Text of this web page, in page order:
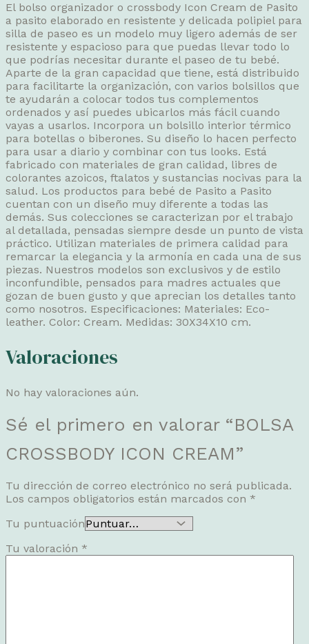
El bolso organizador o crossbody Icon Cream de Pasito
a pasito elaborado en resistente y delicada polipiel para
silla de paseo es un modelo muy ligero además de ser
resistente y espacioso para que puedas llevar todo lo
que podrías necesitar durante el paseo de tu bebé.
Aparte de la gran capacidad que tiene, está distribuido
para facilitarte la organización, con varios bolsillos que
te ayudarán a colocar todos tus complementos
ordenados y así puedes ubicarlos más fácil cuando
vayas a usarlos. Incorpora un bolsillo interior térmico
para botellas o biberones. Su diseño lo hacen perfecto
para usar a diario y combinar con tus looks. Está
fabricado con materiales de gran calidad, libres de
colorantes azoicos, ftalatos y sustancias nocivas para la
salud. Los productos para bebé de Pasito a Pasito
cuentan con un diseño muy diferente a todas las
demás. Sus colecciones se caracterizan por el trabajo
al detallada, pensadas siempre desde un punto de vista
práctico. Utilizan materiales de primera calidad para
remarcar la elegancia y la armonía en cada una de sus
piezas. Nuestros modelos son exclusivos y de estilo
inconfundible, pensados para madres actuales que
gozan de buen gusto y que aprecian los detalles tanto
como nosotros. Especificaciones: Materiales: Eco-
leather. Color: Cream. Medidas: 30X34X10 cm.
Valoraciones
No hay valoraciones aún.
Sé el primero en valorar “BOLSA
CROSSBODY ICON CREAM”
Tu dirección de correo electrónico no será publicada.
Los campos obligatorios están marcados con *
Tu puntuación
Tu valoración *